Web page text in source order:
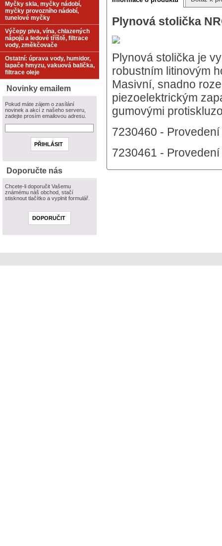
Plynová stolička
Plynová stolička je
robustním litinovým
Masivní, snadno
piezoelektrickým
gumovými
7230460 -
7230461 -
Myčky skla, myčky nádobí,
myčky provozního nádobí,
tunelové myčky
Výčepy piva, vína, chlazených
nápojů a ledové tříště, filtrace
vody, změkčovače
Ostatní: úprava vody, humidor,
lapače hmyzu, vakuová balička,
filtrace oleje
Novinky emailem
Pokud máte zájem o zasílání
novinek a akcí z našeho serveru,
zadejte prosím emailovou adresu.
Doporučte nás
Chcete-li doporučit Vašemu
známému náš obchod, stačí
stisknout tlačítko a vyplnit formulář.